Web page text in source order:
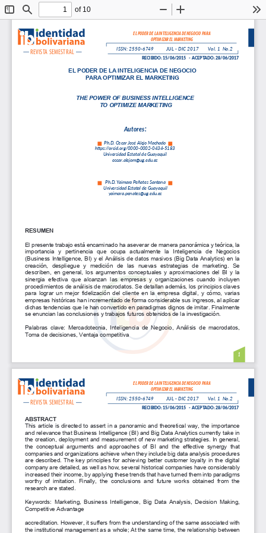
ToggleFind
of 10
Zoom
1
REVISTA SEMESTRAL
EL PODER DE LA INTELIGENCIA DE NEGOCIO
PARA OPTIMIZAR EL MARKETING
THE POWER OF BUSINESS INTELLIGENCE
TO OPTIMIZE MARKETING
Autores:
RESUMEN
El presente trabajo está encaminado ha aseverar de manera panorámica y teórica, la
importancia  y  pertinencia  que  ocupa  actualmente  la  Inteligencia  de  Negocios
(Business Intelligence, BI) y el Análisis de datos masivos (Big Data Analytics) en la
creación,  despliegue  y  medición  de  las  nuevas  estrategias  de  marketing.  Se
describen,  en  general,  los  argumentos  conceptuales  y  aproximaciones  del  BI  y  la
sinergia  efectiva  que  alcanzan  las  empresas  y  organizaciones  cuando  incluyen
procedimientos de análisis de macrodatos. Se detallan además, los principios claves
para  lograr  un  mejor  fidelización  del  cliente  en  la  empresa  digital,  y  cómo,  varias
empresas históricas han incrementado de forma considerable sus ingresos, al aplicar
dichas tendencias que le han convertido en paradigmas dignos de imitar. Finalmente
se enuncian las conclusiones y trabajos futuros obtenidos de la investigación.
Palabras  clave:  Mercadotecnia,  Inteligencia  de  Negocio,  Análisis  de  macrodatos,
Toma de decisiones, Ventaja competitiva
IV. DISCUSIÓN
PARADIGMAS DIGITALES
Uno de los modelos dignos a seguir en este sentido, lo encontramos en la Caesars
Entertainment  Corporation,  anterior-  mente  conocido  como  Harrah's  Entertainment,
Inc., líder en el sector de casinos en Estados Unidos. Esta corporación, gracias a una
warehouse,   puede,   por   ejemplo,   "predecir"   las   preferencias   de   todos   sus
consumidores de forma individual y grupal, y determinar así los incentivos que más se
Los esfuerzos operativos y analíticos de la Inteligencia de negocios orientados a los
Ph.D. Oscar José Alejo Machado
https://orcid.org/0000-0002-0434-5183
Universidad Estatal de Guayaquil
oscar.alejom@ug.edu.ec
Ph.D. Yaimara Peñates Santana
Universidad Estatal de Guayaquil
yaimara.penates@ug.edu.ec
ISSN: 2550-6749 JUL - DIC 2017 Vol. 1  No.2
RECIBIDO: 15/06/2015   -  ACEPTADO: 28/06/2017
EL PODER DE LA INTELIGENCIA DE NEGOCIO PARA
OPTIMIZAR EL MARKETING
REVISTA SEMESTRAL
ABSTRACT
This article is directed to assert in a panoramic and theoretical way, the importance
and relevance that Business Intelligence (BI) and Big Data Analytics currently take in
the creation, deployment and measurement of new marketing strategies. In general,
the  conceptual  arguments  and  approaches  of  BI  and  the  effective  synergy  that
companies and organizations achieve when they include big data analysis procedures
are  described.  The  key  principles  for  achieving  better  customer  loyalty  in  the  digital
company are detailed, as well as how, several historical companies have considerably
increased their income, by applying these trends that have turned them into paradigms
worthy  of  imitation.  Finally,  the  conclusions  and  future  works  obtained  from  the
research are stated.
Keywords:  Marketing,  Business  Intelligence,  Big  Data  Analysis,  Decision  Making,
Competitive Advantage
accreditation. However, it suffers from the understanding of the same associated with
the institutional management as a whole; At the same time, the relationship between
ISSN: 2550-6749 JUL - DIC 2017 Vol. 1  No.2
RECIBIDO: 15/06/2015   -  ACEPTADO: 28/06/2017
EL PODER DE LA INTELIGENCIA DE NEGOCIO PARA
OPTIMIZAR EL MARKETING